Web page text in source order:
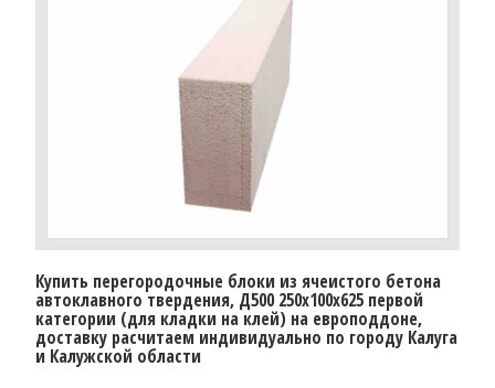
Купить перегородочные блоки из ячеистого бетона
автоклавного твердения, Д500 250x100x625 первой
категории (для кладки на клей) на европоддоне,
доставку расчитаем индивидуально по городу Калуга
и Калужской области